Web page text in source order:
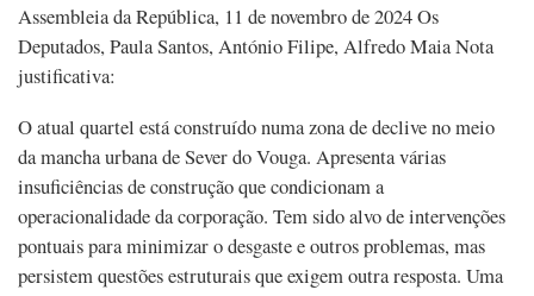
Assembleia da República, 11 de novembro de 2024 Os
Deputados, Paula Santos, António Filipe, Alfredo Maia Nota
justificativa:
O atual quartel está construído numa zona de declive no meio
da mancha urbana de Sever do Vouga. Apresenta várias
insuficiências de construção que condicionam a
operacionalidade da corporação. Tem sido alvo de intervenções
pontuais para minimizar o desgaste e outros problemas, mas
persistem questões estruturais que exigem outra resposta. Uma